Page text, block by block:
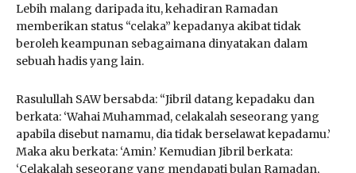
Lebih malang daripada itu, kehadiran Ramadan
memberikan status “celaka” kepadanya akibat tidak
beroleh keampunan sebagaimana dinyatakan dalam
sebuah hadis yang lain.
Rasulullah SAW bersabda: “Jibril datang kepadaku dan
berkata: ‘Wahai Muhammad, celakalah seseorang yang
apabila disebut namamu, dia tidak berselawat kepadamu.’
Maka aku berkata: ‘Amin.’ Kemudian Jibril berkata:
‘Celakalah seseorang yang mendapati bulan Ramadan,